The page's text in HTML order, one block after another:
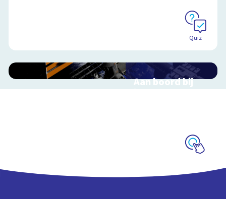
Quiz
Aan boord bij
het ISS